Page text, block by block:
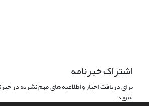
اشتراک خبرنامه
برای دریافت اخبار و اطلاعیه های مهم نشریه در
شوید.